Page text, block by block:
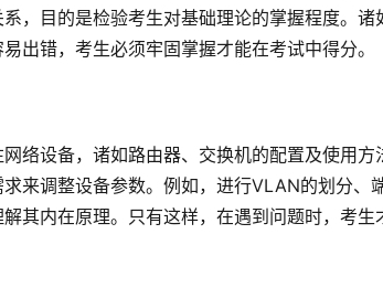
，目的是检验考生对基础理论的掌握程度。
出错，考生必须牢固掌握才能在考试中得分。
络设备，诸如路由器、交换机的配置及使用
来调整设备参数。例如，进行VLAN的划分、
其内在原理。只有这样，在遇到问题时，考生